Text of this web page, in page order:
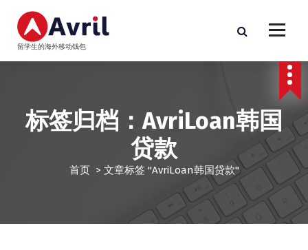
留学生的海外移动钱包
标签归档：AvriLoan韩国
贷款
首页> 文章标签 "AvriLoan韩国贷款"